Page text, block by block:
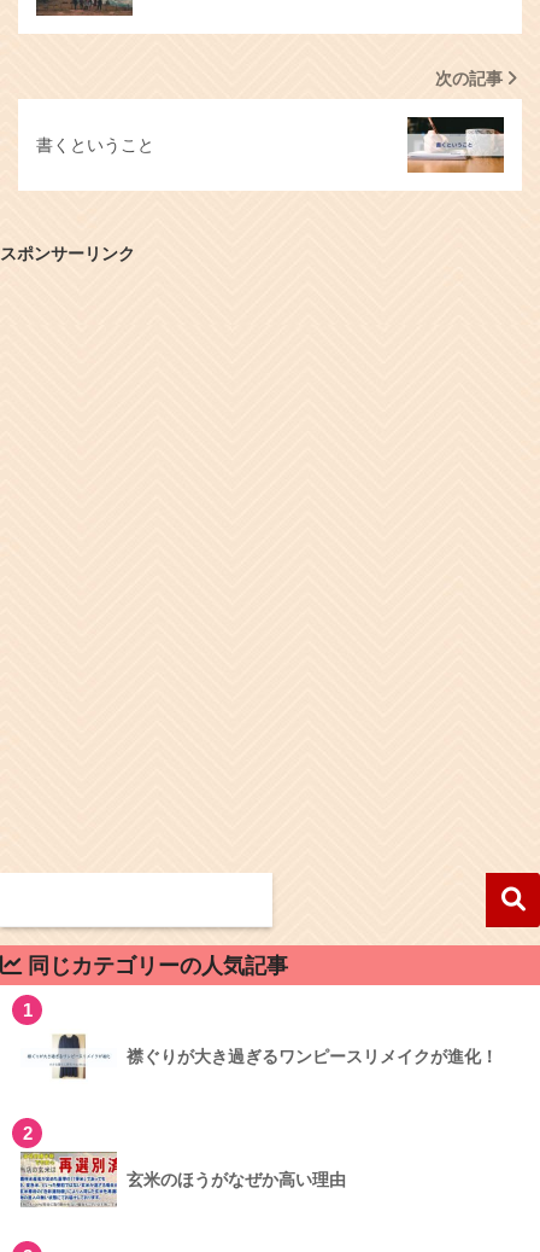
次の記事
書くということ
スポンサーリンク
同じカテゴリーの人気記事
1
襟ぐりが大き過ぎるワンピースリメイクが進化！
2
玄米のほうがなぜか高い理由